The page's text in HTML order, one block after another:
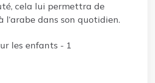
cela lui permettra de
l’arabe dans son quotidien.
les enfants - 1